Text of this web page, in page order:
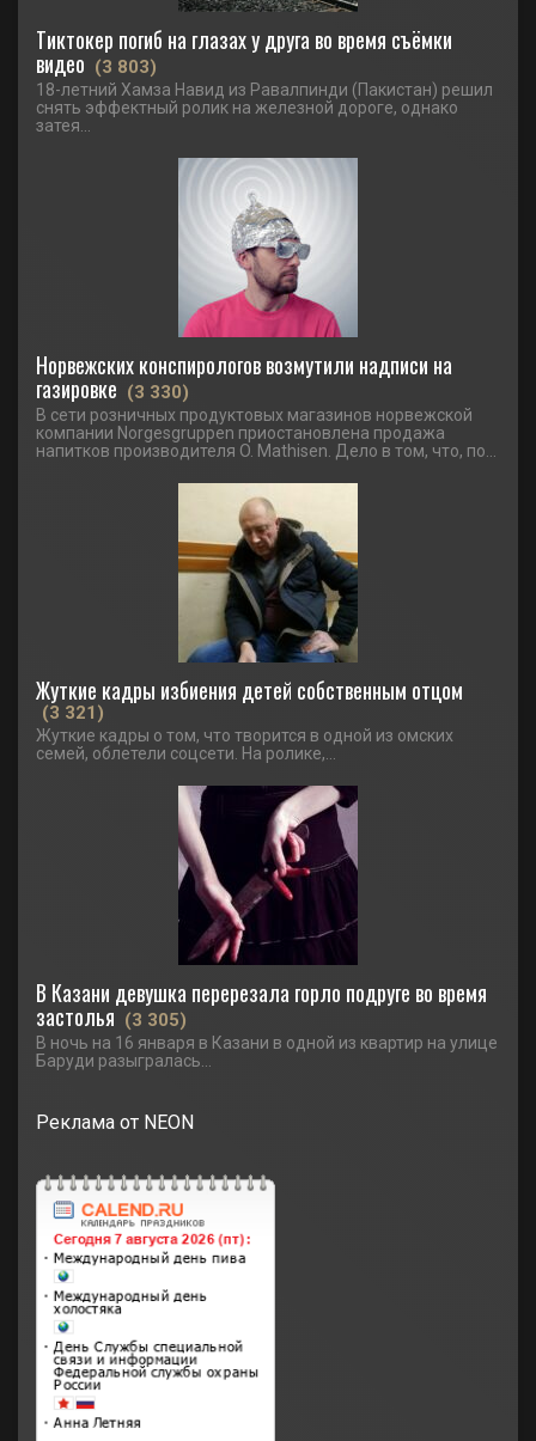
Тиктокер погиб на глазах у друга во время съёмки
видео (3 803)
18-летний Хамза Навид из Равалпинди (Пакистан) решил
снять эффектный ролик на железной дороге, однако
затея...
Норвежских конспирологов возмутили надписи на
газировке (3 330)
В сети розничных продуктовых магазинов норвежской
компании Norgesgruppen приостановлена продажа
напитков производителя O. Mathisen. Дело в том, что, по...
Жуткие кадры избиения детей собственным отцом
(3 321)
Жуткие кадры о том, что творится в одной из омских
семей, облетели соцсети. На ролике,...
В Казани девушка перерезала горло подруге во время
застолья (3 305)
В ночь на 16 января в Казани в одной из квартир на улице
Баруди разыгралась...
Реклама от NEON